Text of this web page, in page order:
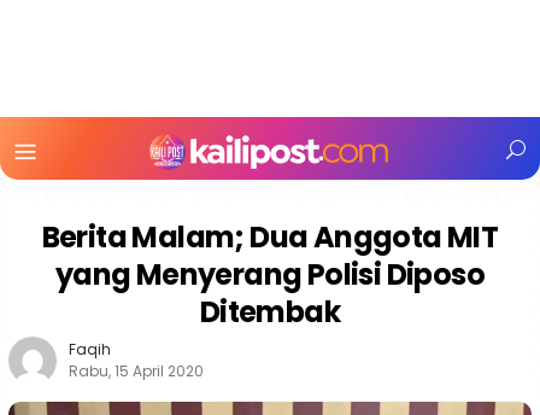
Mobile
Berita Malam; Dua Anggota MIT
yang Menyerang Polisi Diposo
Ditembak
Faqih
Rabu, 15 April 2020